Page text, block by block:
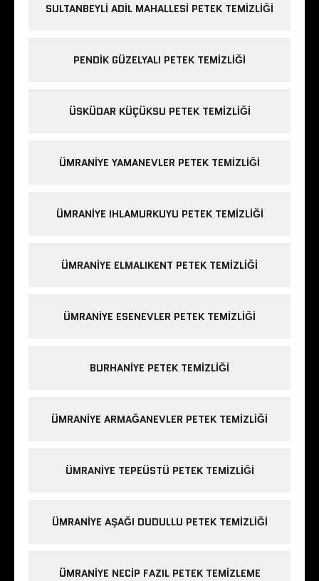
SULTANBEYLI ADIL MAHALLESI PETEK TEMIZLIĞI
PENDIK GÜZELYALI PETEK TEMIZLIĞI
ÜSKÜDAR KÜÇÜKSU PETEK TEMIZLIĞI
ÜMRANIYE YAMANEVLER PETEK TEMIZLIĞI
ÜMRANIYE IHLAMURKUYU PETEK TEMIZLIĞI
ÜMRANIYE ELMALIKENT PETEK TEMIZLIĞI
ÜMRANIYE ESENEVLER PETEK TEMIZLIĞI
BURHANIYE PETEK TEMIZLIĞI
ÜMRANIYE ARMAĞANEVLER PETEK TEMIZLIĞI
ÜMRANIYE TEPEÜSTÜ PETEK TEMIZLIĞI
ÜMRANIYE AŞAĞI DUDULLU PETEK TEMIZLIĞI
ÜMRANIYE NECIP FAZIL PETEK TEMIZLEME